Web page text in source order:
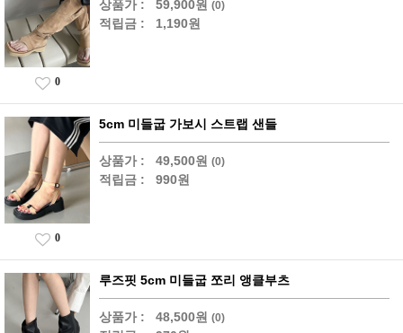
상품가 : 59,900원 (0)
적립금 : 1,190원
0
5cm 미들굽 가보시 스트랩 샌들
상품가 : 49,500원 (0)
적립금 : 990원
0
루즈핏 5cm 미들굽 쪼리 앵클부츠
상품가 : 48,500원 (0)